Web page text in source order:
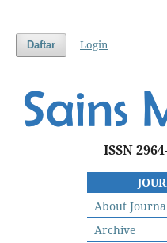
Daftar Login
ISSN
About
Archive